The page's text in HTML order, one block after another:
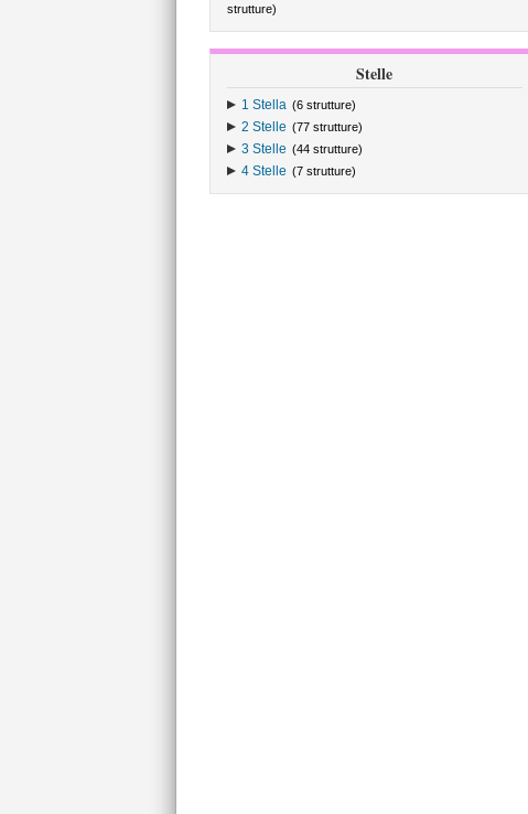
strutture)
Stelle
1 Stella (6 strutture)
2 Stelle (77 strutture)
3 Stelle (44 strutture)
4 Stelle (7 strutture)